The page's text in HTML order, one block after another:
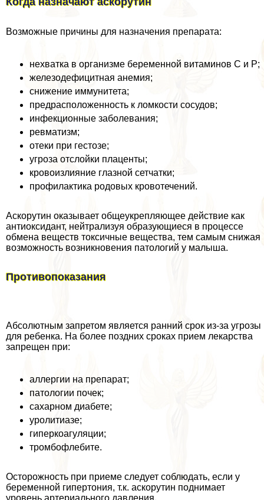
Возможные причины для назначения препарата:
нехватка в организме беременной витаминов С и Р;
железодефицитная анемия;
снижение иммунитета;
предрасположенность к ломкости сосудов;
инфекционные заболевания;
ревматизм;
отеки при гестозе;
угроза отслойки плаценты;
кровоизлияние глазной сетчатки;
профилактика родовых кровотечений.
Аскорутин оказывает общеукрепляющее действие как
антиоксидант, нейтрализуя образующиеся в процессе
обмена веществ токсичные вещества, тем самым снижая
возможность возникновения патологий у малыша.
Противопоказания
Абсолютным запретом является ранний срок из-за угрозы
для ребенка. На более поздних сроках прием лекарства
запрещен при:
аллергии на препарат;
патологии почек;
сахарном диабете;
уролитиазе;
гиперкоагуляции;
тромбофлебите.
Осторожность при приеме следует соблюдать, если у
беременной гипертония, т.к. аскорутин поднимает